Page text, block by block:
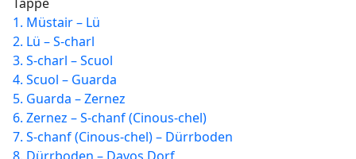
1. Müstair – Lü
2. Lü – S-charl
3. S-charl – Scuol
4. Scuol – Guarda
5. Guarda – Zernez
6. Zernez – S-chanf (Cinous-chel)
7. S-chanf (Cinous-chel) – Dürrboden